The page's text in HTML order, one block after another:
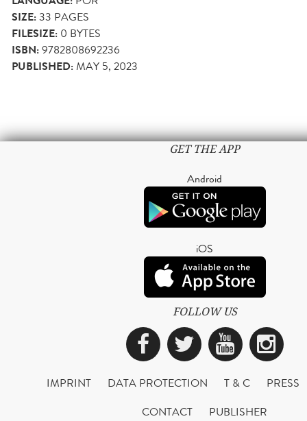
SIZE:33 PAGES
FILESIZE: 0 BYTES
ISBN:9782808692236
PUBLISHED:MAY 5, 2023
GET THE APP
Android
iOS
FOLLOW US
Facebook
Twitter
IMPRINT DATA PROTECTION T & C
PRESS
CONTACT
PUBLISHER